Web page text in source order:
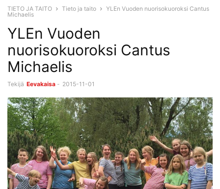
TIETO JA TAITO Tieto ja taito
YLEn Vuoden nuorisokuoroksi Cantus
Michaelis
YLEn Vuoden
nuorisokuoroksi Cantus
Michaelis
Tekijä Eevakaisa - 2015-11-01